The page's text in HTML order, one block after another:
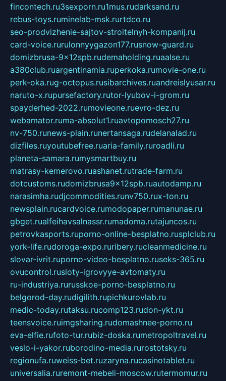
fincontech.ru3sexporn.ru1mus.rudarksand.ru
rebus-toys.ruminelab-msk.rurtdco.ru
seo-prodvizhenie-sajtov-stroitelnyh-kompanij.ru
card-voice.rurulonnyygazon177.rusnow-guard.ru
domizbrusa-9x12spb.rudemaholding.ruaalse.ru
a380club.ruargentinamia.ruperkoka.rumovie-one.ru
perk-oka.rug-octopus.rusibarchives.ruandreislyusar.ru
naruto-x.rupursefactory.rutor-lyubov-i-grom.ru
spayderhed-2022.rumovieone.ruevro-dez.ru
webamator.ruma-absolut1.ruavtopomosch27.ru
nv-750.runews-plain.runertansaga.rudelanalad.ru
dizfiles.ruyoutubefree.ruaria-family.ruroadli.ru
planeta-samara.rumysmartbuy.ru
matrasy-kemerovo.ruashanet.rutrade-farm.ru
dotcustoms.rudomizbrusa9x12spb.ruautodamp.ru
narasimha.rudjcommodities.runv750.rux-ton.ru
newsplain.rucardvoice.rumodopaper.rumanunae.ru
gbget.rualfeihavsalnassr.rumadoma.rutajuncos.ru
petrovkasports.ruporno-online-besplatno.rusplclub.ru
york-life.rudoroga-expo.ruribery.rucleanmedicine.ru
slovar-ivrit.ruporno-video-besplatno.ruseks-365.ru
ovucontrol.rusloty-igrovyye-avtomaty.ru
ru-industriya.rurusskoe-porno-besplatno.ru
belgorod-day.rudigilith.rupichkurovlab.ru
medic-today.rutaksu.rucomp123.rudon-ykt.ru
teensvoice.ruimgsharing.rudomashnee-porno.ru
eva-elfie.rufoto-tur.rubiz-doska.rumetropoltravel.ru
veslo-i-yakor.ruborodino-media.rurostotsky.ru
regionufa.ruweiss-bet.ruzaryna.rucasinotablet.ru
universalia.ruremont-mebeli-moscow.rutermomur.ru